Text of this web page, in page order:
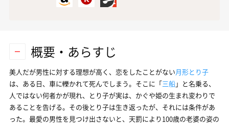
概要・あらすじ
美人だが男性に対する理想が高く、恋をしたことがない月形とり子
は、ある日、車に轢かれて死んでしまう。そこに「三船」と名乗る、
人ではない何者かが現れ、とり子が実は、かぐや姫の生まれ変わりで
あることを告げる。その後とり子は生き返ったが、それには条件があ
った。最愛の男性を見つけ出さないと、天罰により100歳の老婆の姿の